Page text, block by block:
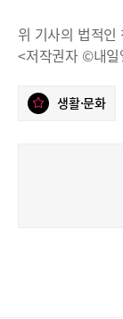
위 기사의 법적
<저작권자 ©내일
생활·문화